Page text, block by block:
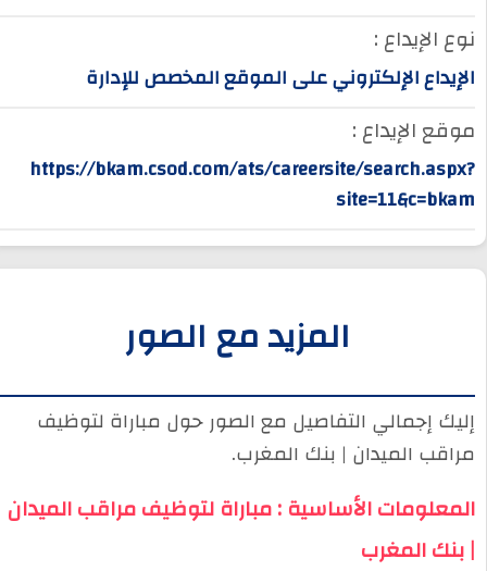
نوع الإيداع :
الإيداع الإلكتروني على الموقع المخصص للإدارة
موقع الإيداع :
https://bkam.csod.com/ats/careersite/search.aspx?
site=11&c=bkam
المزيد مع الصور
إليك إجمالي التفاصيل مع الصور حول مباراة لتوظيف
مراقب الميدان | بنك المغرب.
المعلومات الأساسية : مباراة لتوظيف مراقب الميدان
| بنك المغرب